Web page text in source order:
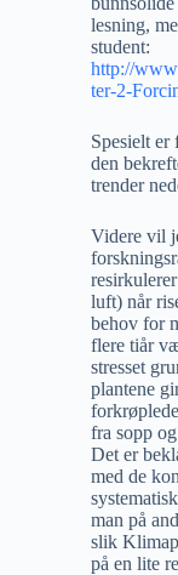
lesning,
student:
http://
ter-2-
Spesielt er
den
trender
Videre vil
luft) når
behov for
flere tiår
stresset
plantene
fra sopp
Det er
med de
man på
slik
på en lite